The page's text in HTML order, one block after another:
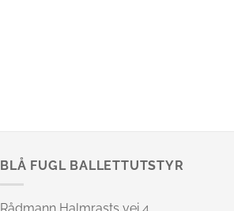
BLÅ FUGL BALLETTUTSTYR